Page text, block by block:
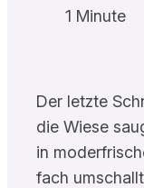
1 Minute
Der letzte
die Wiese
in
fach